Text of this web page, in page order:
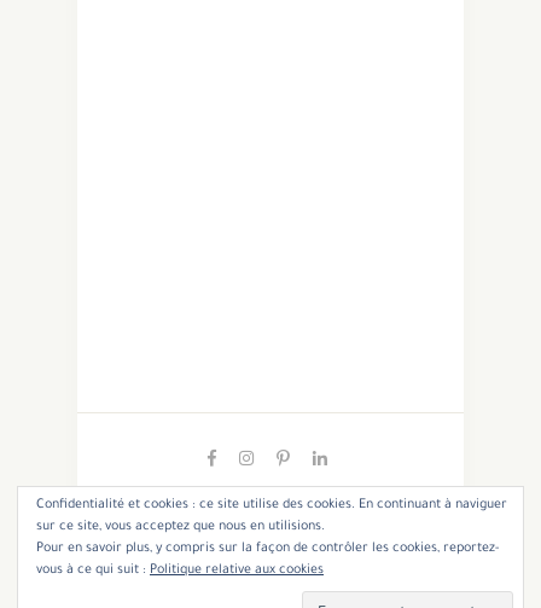
Copyright 2021 - Cannelle et Coriandre. All Rights
Confidentialité et cookies : ce site utilise des cookies. En continuant à naviguer
sur ce site, vous acceptez que nous en utilisions.
Pour en savoir plus, y compris sur la façon de contrôler les cookies, reportez-
vous à ce qui suit : Politique relative aux cookies